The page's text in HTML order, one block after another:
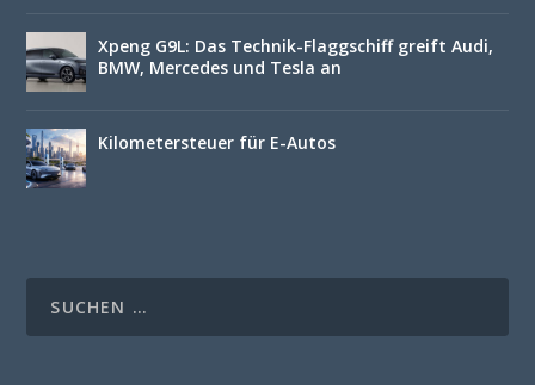
Xpeng G9L: Das Technik-Flaggschiff greift Audi,
BMW, Mercedes und Tesla an
Kilometersteuer für E-Autos